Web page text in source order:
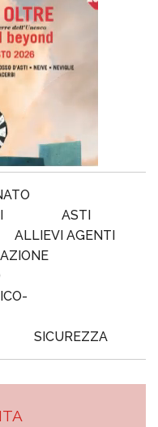
ASTI
ALLIEVI AGENTI
SICUREZZA